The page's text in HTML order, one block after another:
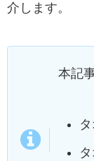
介します。
本記